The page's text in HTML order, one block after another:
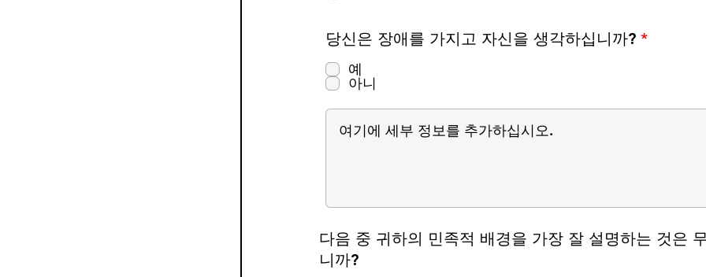
당신은 장애를 가지고 자신을 생각하십니까? *필
예
아니
다음 중 귀하의 민족적 배경을 가장 잘 설명하는 것은
니까?